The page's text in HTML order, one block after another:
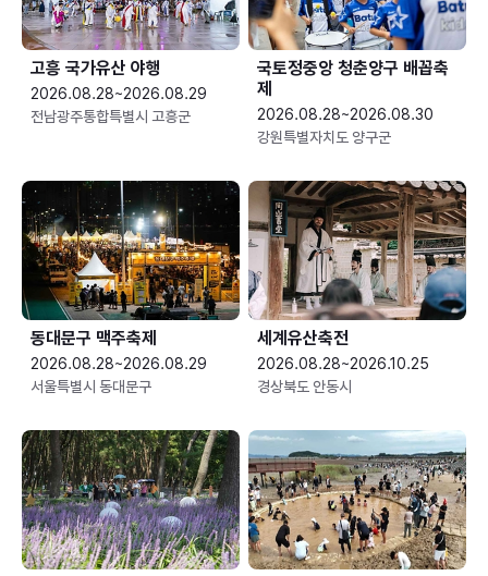
고흥 국가유산 야행
2026.08.28~2026.08.29
전남광주통합특별시 고흥군
국토정중앙 청춘양구 배꼽축
제
2026.08.28~2026.08.30
강원특별자치도 양구군
동대문구 맥주축제
2026.08.28~2026.08.29
서울특별시 동대문구
세계유산축전
2026.08.28~2026.10.25
경상북도 안동시